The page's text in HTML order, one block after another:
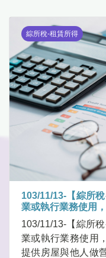
綜所稅-租賃所得
103/11/13-【綜所
業或執行業務使用
103/11/13-【綜所
業或執行業務使用
提供房屋與他人做